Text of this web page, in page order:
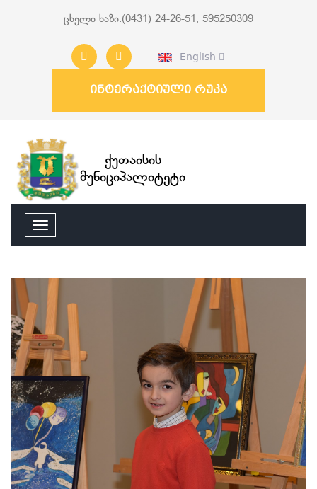
ცხელი ხაზი:(0431) 24-26-51, 595250309
English
ინტერაქტიული რუკა
ქუთაისის
მუნიციპალიტეტი